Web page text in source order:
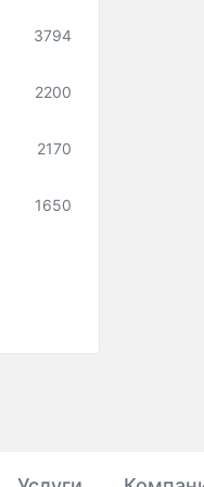
3794
2200
2170
1650